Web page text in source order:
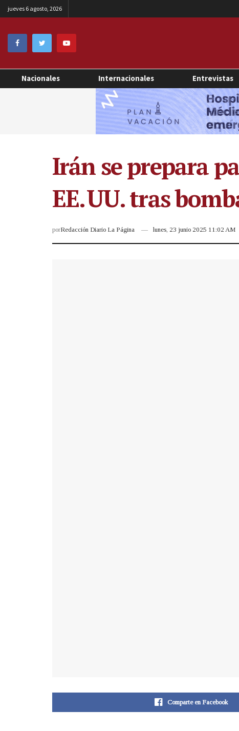
jueves 6 agosto, 2026
Nacionales Internacionales Entrevistas
Irán se prepara
EE. UU. tras
porRedacción Diario La Página lunes, 23 junio 2025 11:02 AM
Comparte en Facebook